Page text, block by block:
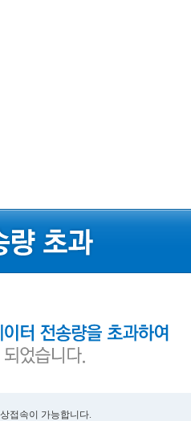
접속이 가능합니다.